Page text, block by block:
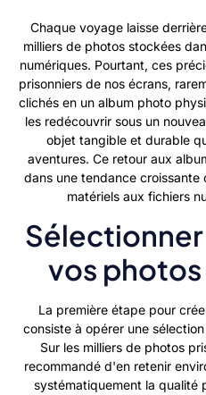
Chaque voyage laisse
milliers de photos stockées
numériques. Pourtant, ces
prisonniers de nos écrans,
clichés en un album photo
les redécouvrir sous un
objet tangible et durable
aventures. Ce retour aux
dans une tendance croissante
matériels aux fichiers
vos
La première étape pour
consiste à opérer une
Sur les milliers de photos
recommandé d'en retenir
systématiquement la qualité